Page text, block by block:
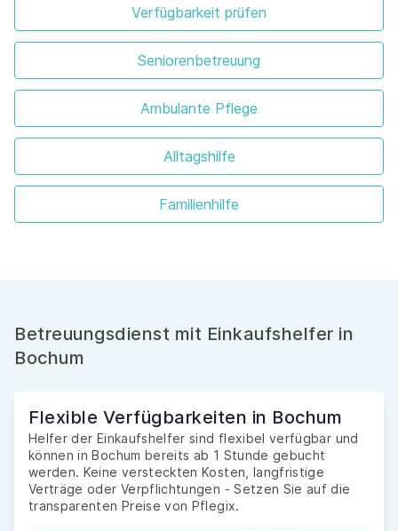
Verfügbarkeit prüfen
Seniorenbetreuung
Ambulante Pflege
Alltagshilfe
Familienhilfe
Betreuungsdienst mit Einkaufshelfer in
Bochum
Flexible Verfügbarkeiten in Bochum
Helfer der Einkaufshelfer sind flexibel verfügbar und
können in Bochum bereits ab 1 Stunde gebucht
werden. Keine versteckten Kosten, langfristige
Verträge oder Verpflichtungen - Setzen Sie auf die
transparenten Preise von Pflegix.